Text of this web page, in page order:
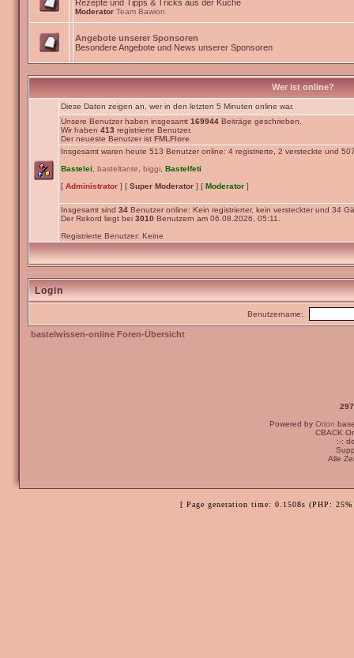
Rezepte und Tipps & Tricks aus der Küche
Moderator Team Bawion
Angebote unserer Sponsoren
Besondere Angebote und News unserer Sponsoren
Wer ist online?
Diese Daten zeigen an, wer in den letzten 5 Minuten online war.
Unsere Benutzer haben insgesamt 169944 Beiträge geschrieben.
Wir haben 413 registrierte Benutzer.
Der neueste Benutzer ist FMLFlore
Insgesamt waren heute 513 Benutzer online: 4 registrierte, 2 versteckte und
Bastelei
basteltante biggi Bastelfeti
[ Administrator ] [ Super Moderator ] [ Moderator ]
Insgesamt sind 34 Benutzer online: Kein registrierter, kein versteckter und 34
Der Rekord liegt bei 3010 Benutzern am 06.08.2026, 05:11.
Registrierte Benutzer: Keine
Login
Benutzername:
bastelwissen-online Foren-Übersicht
Powered by Orion
CBACK
:-:
Alle
[ Page generation time: 0.1508s (PHP: